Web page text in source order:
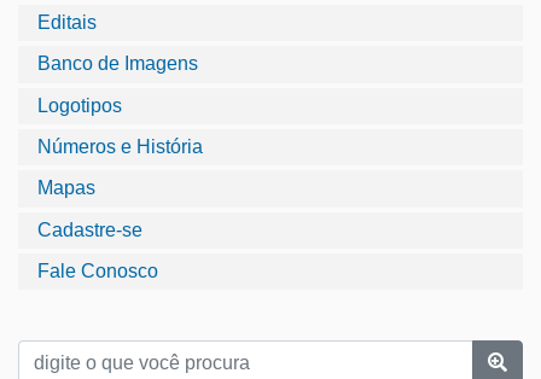
Editais
Banco de Imagens
Logotipos
Números e História
Mapas
Cadastre-se
Fale Conosco